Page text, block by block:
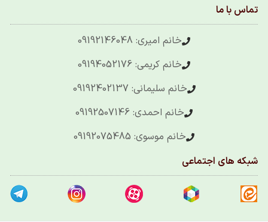
تماس با ما
خانم امیری: 09192146048
خانم کریمی: 09194052176
خانم سلیمانی: 09192402137
خانم احمدی: 09192507146
خانم موسوی: 09192075485
شبکه های اجتماعی